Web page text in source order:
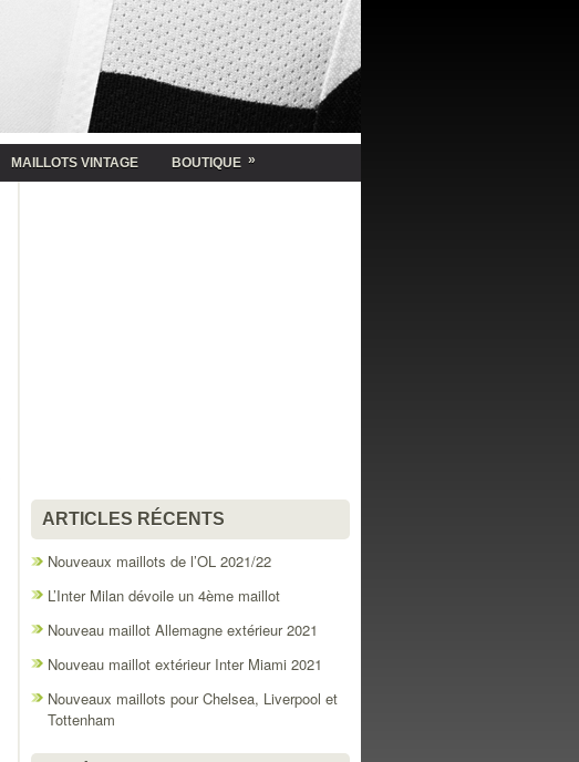
MAILLOTS VINTAGE BOUTIQUE »
ARTICLES RÉCENTS
Nouveaux maillots de l’OL 2021/22
L’Inter Milan dévoile un 4ème maillot
Nouveau maillot Allemagne extérieur 2021
Nouveau maillot extérieur Inter Miami 2021
Nouveaux maillots pour Chelsea, Liverpool et
Tottenham